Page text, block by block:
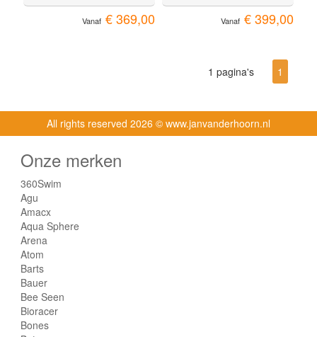
Vanaf € 369,00 Vanaf € 399,00
1 pagina's 1
All rights reserved 2026 © www.janvanderhoorn.nl
Onze merken
360Swim
Agu
Amacx
Aqua Sphere
Arena
Atom
Barts
Bauer
Bee Seen
Bioracer
Bones